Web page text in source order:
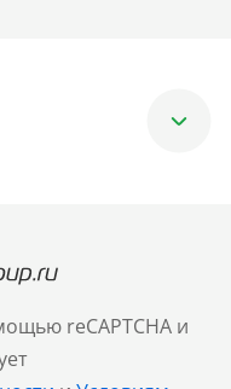
reCAPTCHA и